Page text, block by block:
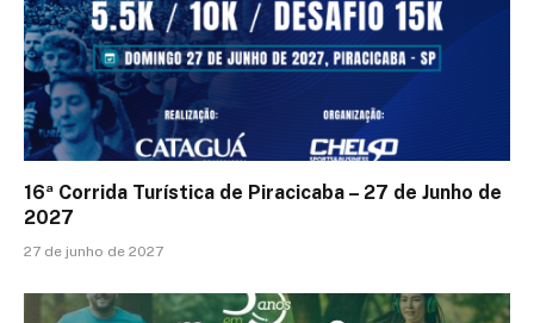
16ª Corrida Turística de Piracicaba – 27 de Junho de
2027
27 de junho de 2027